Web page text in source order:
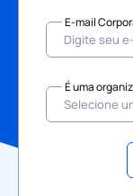
E-mail
É uma